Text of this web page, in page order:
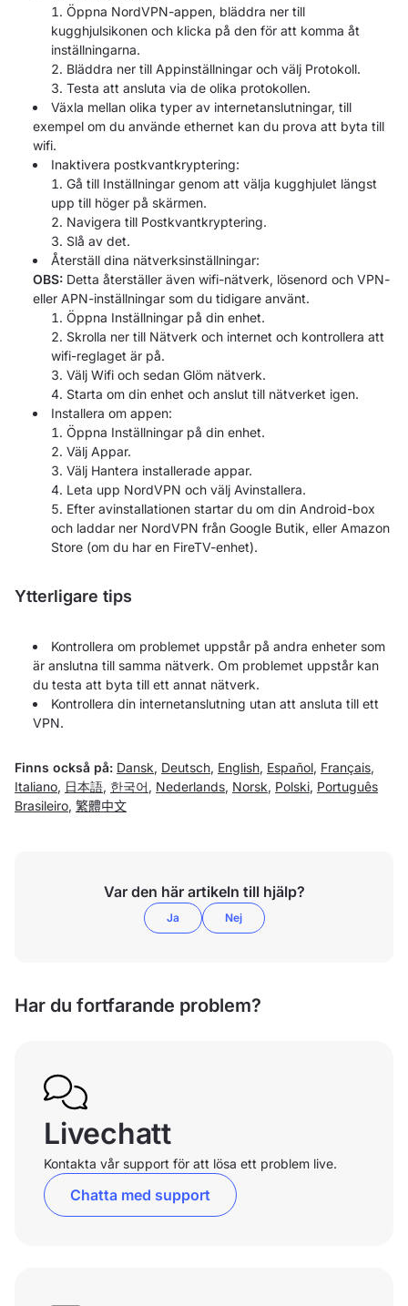
Öppna NordVPN-appen, bläddra ner till
kugghjulsikonen och klicka på den för att komma åt
inställningarna.
Bläddra ner till Appinställningar och välj Protokoll.
Testa att ansluta via de olika protokollen.
Växla mellan olika typer av internetanslutningar, till
exempel om du använde ethernet kan du prova att byta till
wifi.
Inaktivera postkvantkryptering:
Gå till Inställningar genom att välja kugghjulet längst
upp till höger på skärmen.
Navigera till Postkvantkryptering.
Slå av det.
Återställ dina nätverksinställningar:
OBS: Detta återställer även wifi-nätverk, lösenord och VPN-
eller APN-inställningar som du tidigare använt.
Öppna Inställningar på din enhet.
Skrolla ner till Nätverk och internet och kontrollera att
wifi-reglaget är på.
Välj Wifi och sedan Glöm nätverk.
Starta om din enhet och anslut till nätverket igen.
Installera om appen:
Öppna Inställningar på din enhet.
Välj Appar.
Välj Hantera installerade appar.
Leta upp NordVPN och välj Avinstallera.
Efter avinstallationen startar du om din Android-box
och laddar ner NordVPN från Google Butik, eller Amazon
Store (om du har en FireTV-enhet).
Ytterligare tips
Kontrollera om problemet uppstår på andra enheter som
är anslutna till samma nätverk. Om problemet uppstår kan
du testa att byta till ett annat nätverk.
Kontrollera din internetanslutning utan att ansluta till ett
VPN.
Finns också på: Dansk, Deutsch, English, Español, Français,
Italiano, 日本語, 한국어 , Nederlands, Norsk, Polski, Português
Brasileiro, 繁體中文
Var den här artikeln till hjälp?
Ja Nej
Har du fortfarande problem?
Livechatt
Kontakta vår support för att lösa ett problem live.
Chatta med support